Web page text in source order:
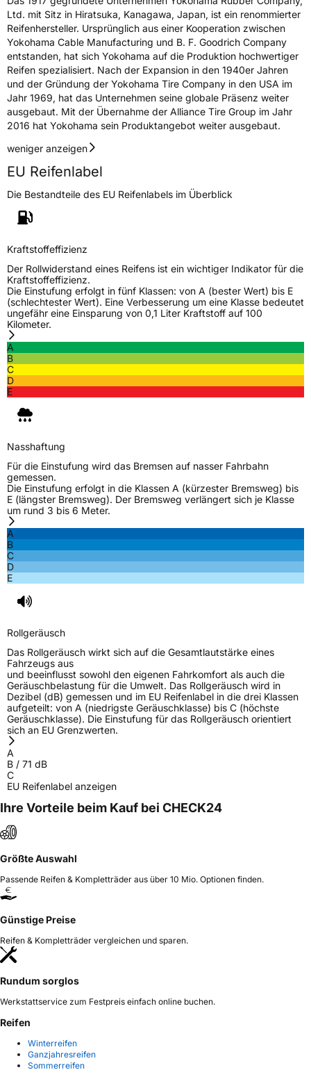
Nasshaftung A
Rollgeräusch (Klasse)B
Rollgeräusch (dB) 71
FahrzeugklasseC1
3PMSF / Schneeflockensymbol / Alpine-Symbol Nein
EisgripNein
EPREL ID
639065
Allgemeine Produktsicherheit (GPSR)
Herstellerkontakt
www.yokohama.eu
Ltd. mit Sitz in Hiratsuka, Kanagawa, Japan, ist ein renommierter
Reifenhersteller. Ursprünglich aus einer Kooperation zwischen
Yokohama Cable Manufacturing und B. F. Goodrich Company
entstanden, hat sich Yokohama auf die Produktion hochwertiger
Reifen spezialisiert. Nach der Expansion in den 1940er Jahren
und der Gründung der Yokohama Tire Company in den USA im
Jahr 1969, hat das Unternehmen seine globale Präsenz weiter
ausgebaut. Mit der Übernahme der Alliance Tire Group im Jahr
2016 hat Yokohama sein Produktangebot weiter ausgebaut.
weniger anzeigen
EU Reifenlabel
Die Bestandteile des EU Reifenlabels im Überblick
Kraftstoffeffizienz
Der Rollwiderstand eines Reifens ist ein wichtiger Indikator für die
Kraftstoffeffizienz.
Die Einstufung erfolgt in fünf Klassen: von A (bester Wert) bis E
(schlechtester Wert). Eine Verbesserung um eine Klasse bedeutet
ungefähr eine Einsparung von 0,1 Liter Kraftstoff auf 100
Kilometer.
A
B
C
D
E
Nasshaftung
Für die Einstufung wird das Bremsen auf nasser Fahrbahn
gemessen.
Die Einstufung erfolgt in die Klassen A (kürzester Bremsweg) bis
E (längster Bremsweg). Der Bremsweg verlängert sich je Klasse
um rund 3 bis 6 Meter.
A
B
C
D
E
Rollgeräusch
Das Rollgeräusch wirkt sich auf die Gesamtlautstärke eines
Fahrzeugs aus
und beeinflusst sowohl den eigenen Fahrkomfort als auch die
Geräuschbelastung für die Umwelt. Das Rollgeräusch wird in
Dezibel (dB) gemessen und im EU Reifenlabel in die drei Klassen
aufgeteilt: von A (niedrigste Geräuschklasse) bis C (höchste
Geräuschklasse). Die Einstufung für das Rollgeräusch orientiert
sich an EU Grenzwerten.
A
B / 71 dB
C
EU Reifenlabel anzeigen
Ihre Vorteile beim Kauf bei CHECK24
Größte Auswahl
Passende Reifen & Kompletträder aus über 10 Mio. Optionen finden.
Günstige Preise
Reifen & Kompletträder vergleichen und sparen.
Rundum sorglos
Werkstattservice zum Festpreis einfach online buchen.
Reifen
Winterreifen
Ganzjahresreifen
Sommerreifen